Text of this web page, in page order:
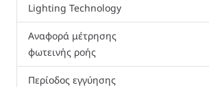
Lighting Technology
Αναφορά μέτρησης
φωτεινής ροής
Περίοδος εγγύησης